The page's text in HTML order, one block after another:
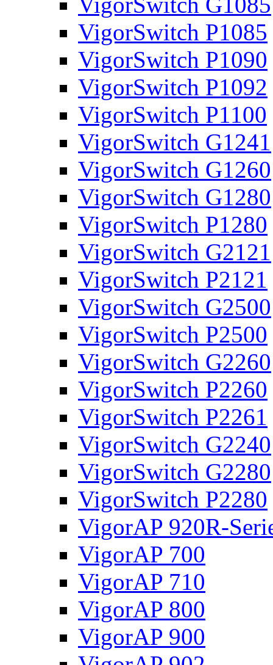
VigorSwitch P1085
VigorSwitch P1090
VigorSwitch P1092
VigorSwitch P1100
VigorSwitch G1241
VigorSwitch G1260
VigorSwitch G1280
VigorSwitch P1280
VigorSwitch G2121
VigorSwitch P2121
VigorSwitch G2500
VigorSwitch P2500
VigorSwitch G2260
VigorSwitch P2260
VigorSwitch P2261
VigorSwitch G2240
VigorSwitch G2280
VigorSwitch P2280
VigorAP 920R-
VigorAP 700
VigorAP 710
VigorAP 800
VigorAP 900